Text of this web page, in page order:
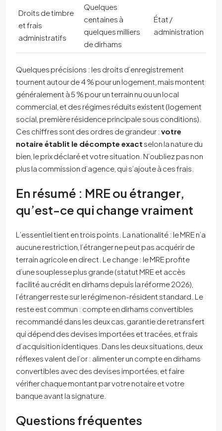
Droits de timbre
et frais
administratifs
Quelques
centaines à
quelques milliers
de dirhams
État /
administration
Quelques précisions : les droits d’enregistrement
tournent autour de 4 % pour un logement, mais montent
généralement à 5 % pour un terrain nu ou un local
commercial, et des régimes réduits existent (logement
social, première résidence principale sous conditions).
Ces chiffres sont des ordres de grandeur : votre
notaire établit le décompte exact selon la nature du
bien, le prix déclaré et votre situation. N’oubliez pas non
plus la commission d’agence, qui s’ajoute à ces frais.
En résumé : MRE ou étranger,
qu’est-ce qui change vraiment
L’essentiel tient en trois points. La nationalité : le MRE n’a
aucune restriction, l’étranger ne peut pas acquérir de
terrain agricole en direct. Le change : le MRE profite
d’une souplesse plus grande (statut MRE et accès
facilité au crédit en dirhams depuis la réforme 2026),
l’étranger reste sur le régime non-résident standard. Le
reste est commun : compte en dirhams convertibles
recommandé dans les deux cas, garantie de retransfert
qui dépend des devises importées et tracées, et frais
d’acquisition identiques. Dans les deux situations, deux
réflexes valent de l’or : alimenter un compte en dirhams
convertibles avec des devises importées, et faire
vérifier chaque montant par votre notaire et votre
banque avant la signature.
Questions fréquentes